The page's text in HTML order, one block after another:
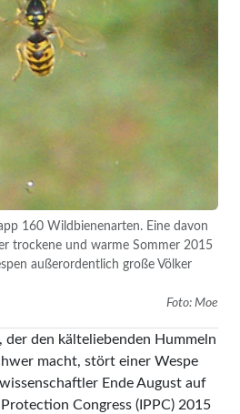
160 Wildbienenarten. Eine davon
trockene und warme Sommer 2015
außerordentlich große Völker
Foto: Moe
den kälteliebenden Hummeln
macht, stört einer Wespe
Ende August auf
Congress (IPPC) 2015